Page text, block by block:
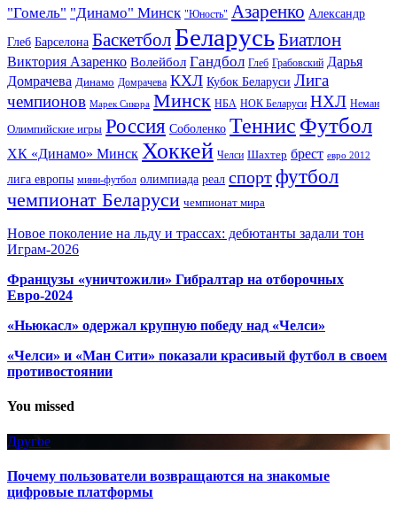
"Гомель" "Динамо" Минск "Юность" Азаренко Александр
Глеб Барселона Баскетбол БеларусьБиатлон
Виктория Азаренко Волейбол Гандбол Глеб Грабовский Дарья
Домрачева Динамо Домрачева КХЛ Кубок Беларуси Лига
чемпионов Марек Сикора Минск НБА НОК Беларуси НХЛ Неман
Олимпийские игры Россия Соболенко Теннис Футбол
ХК «Динамо» Минск Хоккей Челси Шахтер брест евро 2012
лига европы мини-футбол олимпиада реал спортфутбол
чемпионат Беларуси чемпионат мира
Новое поколение на льду и трассах: дебютанты задали тон
Играм-2026
Французы «уничтожили» Гибралтар на отборочных
Евро-2024
«Ньюкасл» одержал крупную победу над «Челси»
«Челси» и «Ман Сити» показали красивый футбол в своем
противостоянии
You missed
Другое
Почему пользователи возвращаются на знакомые
цифровые платформы